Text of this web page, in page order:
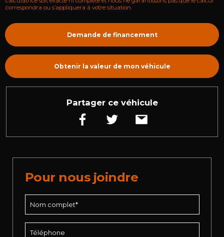
correspondra ou s’appliquera à votre situation.
Demande de financement
Obtenir la valeur de mon véhicule
Partager ce véhicule
Pour nous joindre